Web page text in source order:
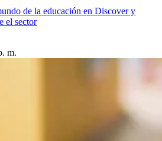
de la educación en Discover y
el sector
m.